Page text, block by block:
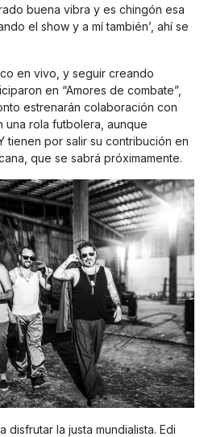
buena vibra y es chingón esa
el show y a mí también’, ahí se
en vivo, y seguir creando
en “Amores de combate”,
estrenarán colaboración con
una rola futbolera, aunque
tienen por salir su contribución en
que se sabrá próximamente.
disfrutar la justa mundialista. Edi